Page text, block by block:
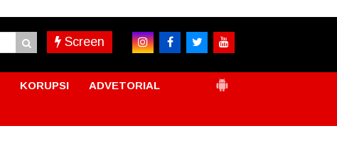
Screen
KORUPSI ADVETORIAL